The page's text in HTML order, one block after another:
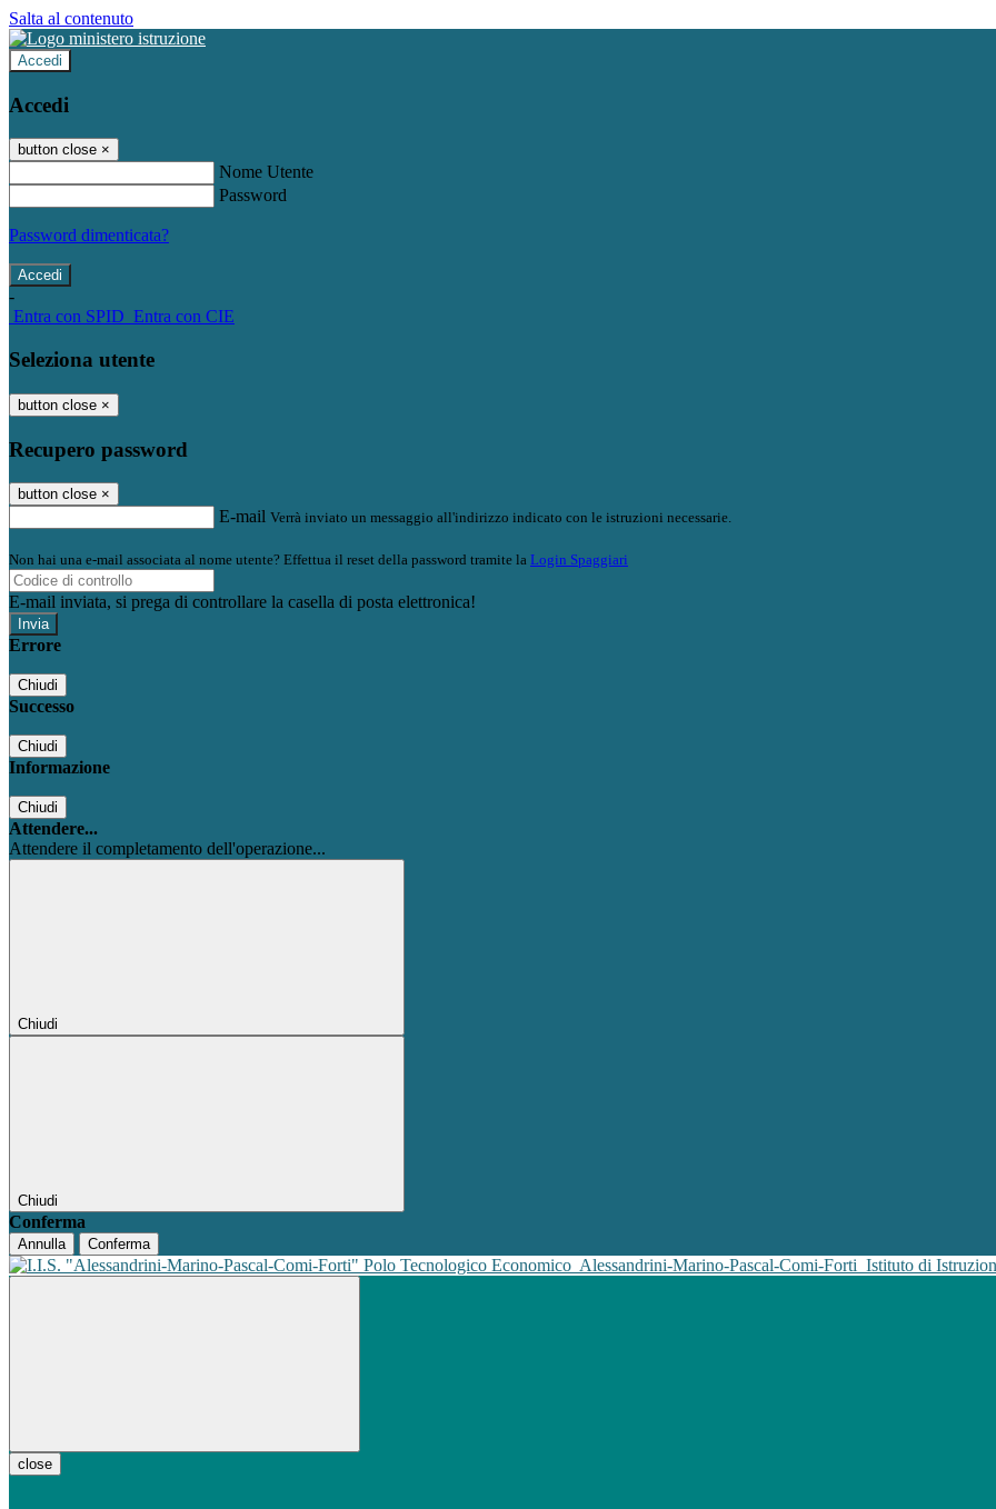
Salta al contenuto
Accedi
Accedi
button close ×
Nome Utente
Password
Password dimenticata?
-
Entra con SPID Entra con CIE
Seleziona utente
button close ×
Recupero password
button close ×
E-mail Verrà inviato un messaggio all'indirizzo indicato con le istruzioni necessarie.
Non hai una e-mail associata al nome utente? Effettua il reset della password tramite la Login Spaggiari
E-mail inviata, si prega di controllare la casella di posta elettronica!
Errore
Chiudi
Successo
Chiudi
Informazione
Chiudi
Attendere...
Attendere il completamento dell'operazione...
Chiudi
Chiudi
Conferma
Annulla Conferma
Polo Tecnologico Economico Alessandrini-Marino-Pascal-Comi-Forti Istituto di
close